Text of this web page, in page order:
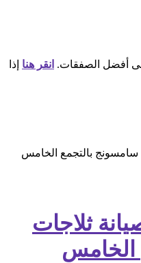
أفضل الصفقات. انقر هنا إذا
سامسونج بالتجمع الخامس
ثلاجات
الخامس